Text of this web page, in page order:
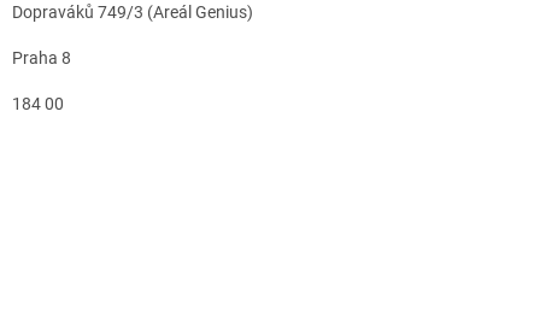
Dopraváků 749/3 (Areál Genius)
Praha 8
184 00